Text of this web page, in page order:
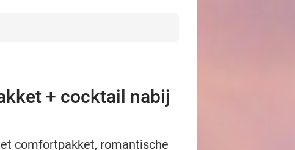
+ cocktail nabij
comfortpakket, romantische